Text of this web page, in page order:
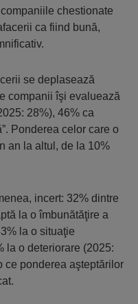
chestionate
ca fiind bună,
se deplasează
companii îşi evaluează
28%), 46% ca
Ponderea celor care o
an la altul, de la 10%
incert: 32% dintre
la o îmbunătăţire a
la o situaţie
la o deteriorare (2025:
ce ponderea aşteptărilor